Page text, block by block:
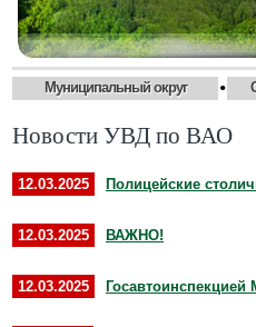
Муниципальный округ •
Новости УВД по ВАО
12.03.2025 Полицейские
12.03.2025 ВАЖНО!
12.03.2025